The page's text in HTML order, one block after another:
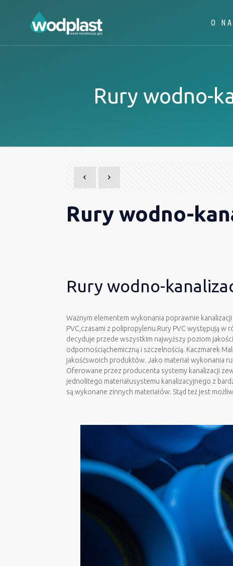
O
Rury wodno-
Rury wodno-
Rury wodno-
Ważnym elementem wykonania poprawnie
PVC,czasami z polipropylenu.Rury PVC występują
decyduje przede wszystkim najwyższy poziom
odpornościąchemiczną i szczelnością. Kaczmarek
jakośćswoich produktów. Jako materiał wykonania
Oferowane przez producenta systemy kanalizacji
jednolitego materiałusystemu kanalizacyjnego z
są wykonane zinnych materiałów. Stąd też jest